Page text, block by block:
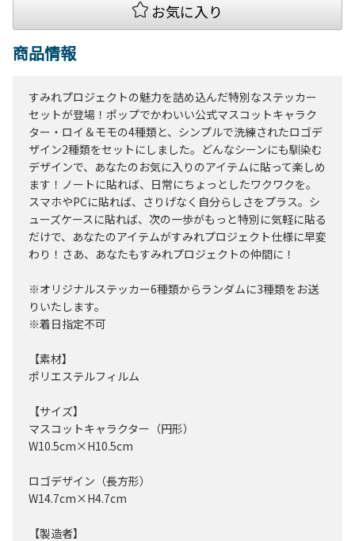
お気に入り
商品情報
すみれプロジェクトの魅力を詰め込んだ特別なステッカー
セットが登場！ポップでかわいい公式マスコットキャラク
ター・ロイ＆モモの4種類と、シンプルで洗練されたロゴデ
ザイン2種類をセットにしました。どんなシーンにも馴染む
デザインで、あなたのお気に入りのアイテムに貼って楽しめ
ます！ノートに貼れば、日常にちょっとしたワクワクを。
スマホやPCに貼れば、さりげなく自分らしさをプラス。シ
ューズケースに貼れば、次の一歩がもっと特別に気軽に貼る
だけで、あなたのアイテムがすみれプロジェクト仕様に早変
わり！さあ、あなたもすみれプロジェクトの仲間に！
※オリジナルステッカー6種類からランダムに3種類をお送
りいたします。
※着日指定不可
【素材】
ポリエステルフィルム
【サイズ】
マスコットキャラクター（円形）
W10.5cm×H10.5cm
ロゴデザイン（長方形）
W14.7cm×H4.7cm
【製造者】